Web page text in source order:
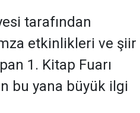
tarafından
etkinlikleri ve şiir
1. Kitap Fuarı
bu yana büyük ilgi